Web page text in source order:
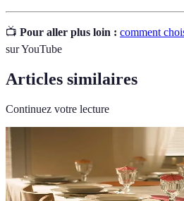
📺 Pour aller plus loin : comment
sur YouTube
Articles similaires
Continuez votre lecture